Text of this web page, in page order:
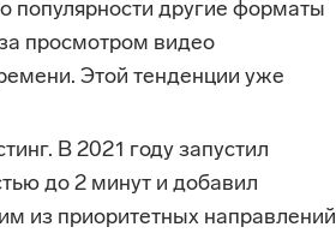
популярности другие форматы
просмотром видео
Этой тенденции уже
В 2021 году запустил
до 2 минут и добавил
из приоритетных направлений